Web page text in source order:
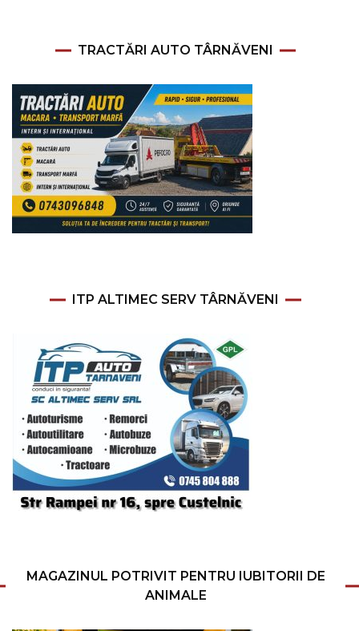
TRACTĂRI AUTO TÂRNĂVENI
ITP ALTIMEC SERV TÂRNĂVENI
MAGAZINUL POTRIVIT PENTRU IUBITORII DE
ANIMALE